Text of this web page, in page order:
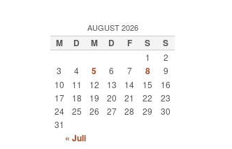
AUGUST 2026
M D M D F S S
1
2
3
4 5 6 7 8
9
10
11 12 13 14 15
16
17
18 19 20 21 22
23
24
25 26 27 28 29
30
31
« Juli